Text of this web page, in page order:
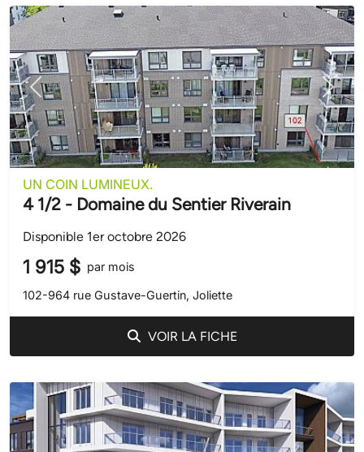
Précédent Suivant
UN COIN LUMINEUX.
4 1/2 - Domaine du Sentier Riverain
Disponible 1er octobre 2026
1 915 $ par mois
102-964 rue Gustave-Guertin, Joliette
VOIR LA FICHE